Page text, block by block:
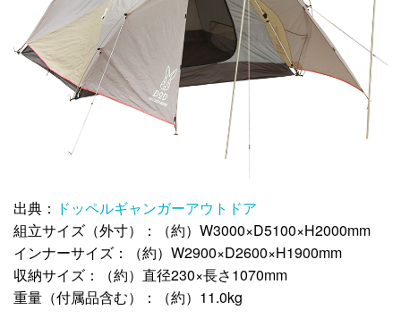
出典： ドッペルギャンガーアウトドア
組立サイズ（外寸）：（約）W3000×D5100×H2000mm
インナーサイズ：（約）W2900×D2600×H1900mm
収納サイズ：（約）直径230×長さ1070mm
重量（付属品含む）：（約）11.0kg